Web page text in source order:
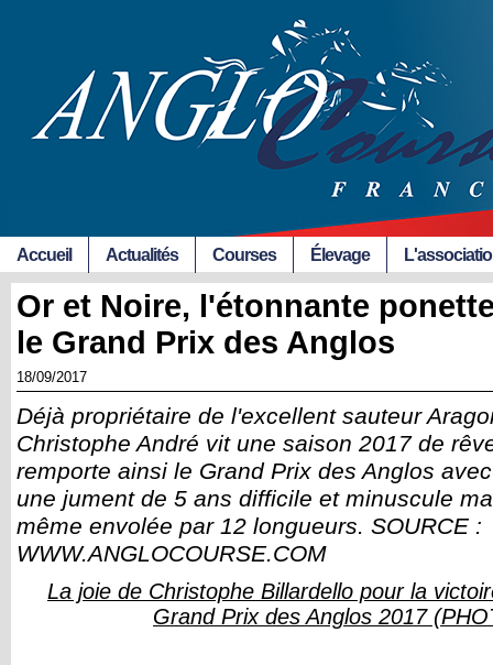
Accueil Actualités Courses Élevage
Or et Noire, l'étonnante
le Grand Prix des Anglos
18/09/2017
Déjà propriétaire de l'excellent sauteur
Christophe André vit une saison 2017 de
remporte ainsi le Grand Prix des Anglos
une jument de 5 ans difficile et minuscule
même envolée par 12 longueurs. SOURCE :
WWW.ANGLOCOURSE.COM
La joie de Christophe Billardello pour la
Grand Prix des Anglos 2017